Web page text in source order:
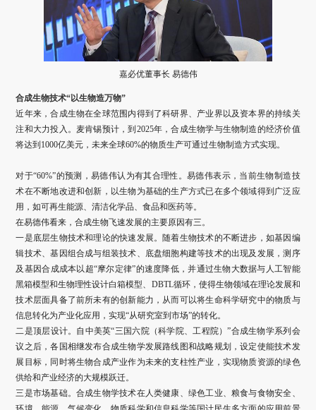
嘉必优董事长 易德伟
合成生物技术“以生物造万物”
近年来，合成生物在全球范围内得到了科研界、产业界以及资本界的持续关
注和大力投入。麦肯锡预计，到2025年，合成生物学与生物制造的经济价值
将达到1000亿美元，未来全球60%的物质生产可通过生物制造方式实现。
对于“60%”的预测，易德伟认为有其合理性。易德伟表示，当前生物制造技
术在不断地改进和创新，以生物为基础的生产方式已在多个领域得到广泛应
用，如可再生能源、清洁化学品、食品和医药等。
在易德伟看来，合成生物飞速发展的主要原因有三。
一是底层生物技术和理论的快速发展。随着生物技术的不断进步，如基因编
辑技术、基因组合成与组装技术、底盘细胞构建等技术的出现及发展，测序
及基因合成成本以超“摩尔定律”的速度降低，并通过生物大数据与人工智能
黑箱模型和生物理性设计白箱模型、DBTL循环，使得生物领域在理论发展和
技术层面具备了前所未有的创新能力，从而可以将生命科学研究中的物质与
信息转化为产业化应用，实现“从研究室到市场”的转化。
二是顶层设计。自中美英“三国六院（科学院、工程院）”合成生物学系列会
议之后，各国相继发布合成生物学发展路线图和战略规划，设定使能技术发
展目标，同时将生物合成产业作为未来的支柱性产业，实现物质资源的绿色
供给和产业经济的大规模跃迁。
三是市场基础。合成生物学技术在人类健康、绿色工业、粮食与食物安全、